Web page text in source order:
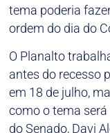
tema poderia
ordem do dia do
O Planalto
antes do recesso
em 18 de julho,
como o tema
do Senado, Davi